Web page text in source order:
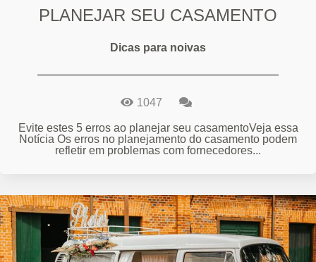
PLANEJAR SEU CASAMENTO
Dicas para noivas
1047
Evite estes 5 erros ao planejar seu casamentoVeja essa
Notícia Os erros no planejamento do casamento podem
refletir em problemas com fornecedores...